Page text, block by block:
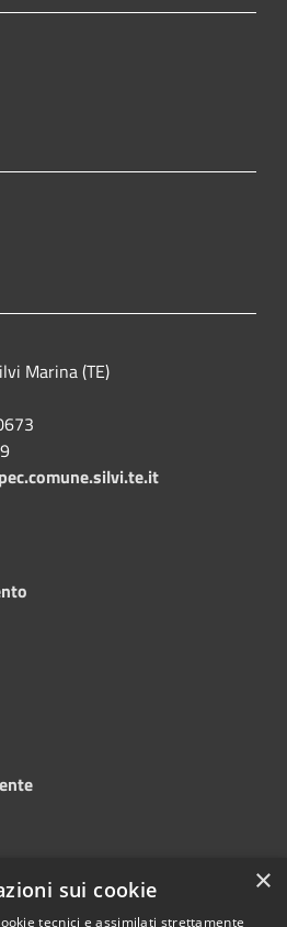
Marina (TE)
×
sui cookie
tecnici e assimilati strettamente